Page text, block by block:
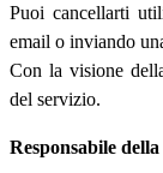
Puoi cancellarti
email o inviando
Con la visione
del servizio.
Responsabile